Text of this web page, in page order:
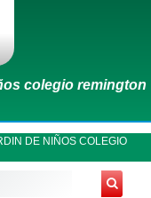
colegio remington
DE NIÑOS COLEGIO